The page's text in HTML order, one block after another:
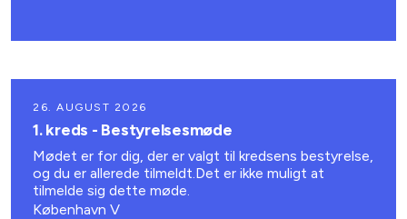
26. AUGUST 2026
1. kreds - Bestyrelsesmøde
Mødet er for dig, der er valgt til kredsens bestyrelse,
og du er allerede tilmeldt.Det er ikke muligt at
tilmelde sig dette møde.
København V